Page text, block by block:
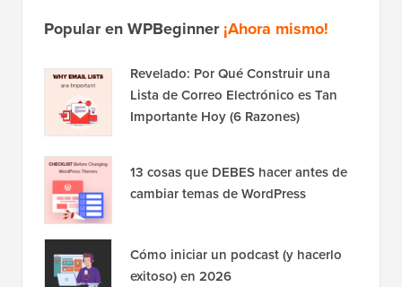
Popular en WPBeginner¡Ahora mismo!
Revelado: Por Qué Construir una
Lista de Correo Electrónico es Tan
Importante Hoy (6 Razones)
13 cosas que DEBES hacer antes de
cambiar temas de WordPress
Cómo iniciar un podcast (y hacerlo
exitoso) en 2026